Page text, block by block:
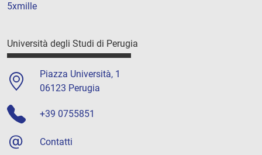
5xmille
Università degli Studi di Perugia
Piazza Università, 1
06123 Perugia
+39 0755851
Contatti